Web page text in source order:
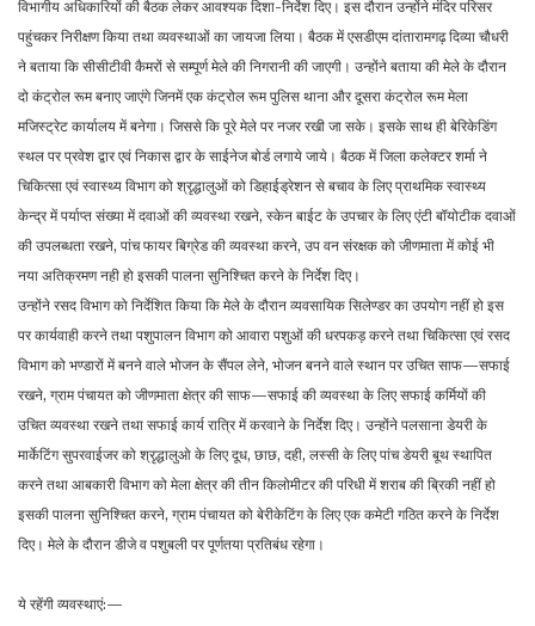
विभागीय अधिकारियों की बैठक लेकर आवश्यक दिशा-निर्देश दिए। इस दौरान उन्होंने मंदिर परिसर
पहुंचकर निरीक्षण किया तथा व्यवस्थाओं का जायजा लिया। बैठक में एसडीएम दांतारामगढ़ दिव्या चौधरी
ने बताया कि सीसीटीवी कैमरों से सम्पूर्ण मेले की निगरानी की जाएगी। उन्होंने बताया की मेले के दौरान
दो कंट्रोल रूम बनाए जाएंगे जिनमें एक कंट्रोल रूम पुलिस थाना और दूसरा कंट्रोल रूम मेला
मजिस्ट्रेट कार्यालय में बनेगा। जिससे कि पूरे मेले पर नजर रखी जा सके। इसके साथ ही बेरिकेडिंग
स्थल पर प्रवेश द्वार एवं निकास द्वार के साईनेज बोर्ड लगाये जाये। बैठक में जिला कलेक्टर शर्मा ने
चिकित्सा एवं स्वास्थ्य विभाग को श्रृद्धालुओं को डिहाईड्रेशन से बचाव के लिए प्राथमिक स्वास्थ्य
केन्द्र में पर्याप्त संख्या में दवाओं की व्यवस्था रखने, स्केन बाईट के उपचार के लिए एंटी बॉयोटीक दवाओं
की उपलब्धता रखने, पांच फायर बिग्रेड की व्यवस्था करने, उप वन संरक्षक को जीणमाता में कोई भी
नया अति​क्रमण नही हो इसकी पालना सुनिश्चित करने के निर्देश दिए।
उन्होंने रसद विभाग को निर्देशित किया कि मेले के दौरान व्यवसायिक सिलेण्डर का उपयोग नहीं हो इस
पर कार्यवाही करने तथा पशुपालन विभाग को आवारा पशुओं की धरपकड़ करने तथा चिकित्सा एवं रसद
विभाग को भण्डारों में बनने वाले भोजन के सैंपल लेने, भोजन बनने वाले स्थान पर उचित साफ—सफाई
रखने, ग्राम पंचायत को जीणमाता क्षेत्र की साफ—सफाई की व्यवस्था के लिए सफाई कर्मियों की
उचित व्यवस्था रखने तथा सफाई कार्य रात्रि में करवाने के निर्देश दिए। उन्होंने पलसाना डेयरी के
मार्केटिंग सुपरवाईजर को श्रृद्धालुओ के लिए दूध, छाछ, दही, लस्सी के लिए पांच डेयरी बूथ स्थापित
करने तथा आबकारी विभाग को मेला क्षेत्र की तीन किलोमीटर की परिधी में शराब की ब्रिकी नहीं हो
इसकी पालना सुनिश्चित करने, ग्राम पंचायत को बेरीकेटिंग के लिए एक कमेटी गठित करने के निर्देश
दिए। मेले के दौरान डीजे व पशुबली पर पूर्णतया प्रतिबंध रहेगा।
ये रहेंगी व्यवस्थाएं:—